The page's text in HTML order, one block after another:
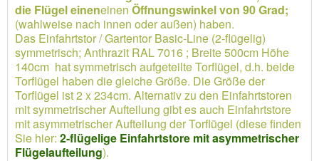
die Flügel eineneinen Öffnungswinkel von 90 Grad;
(wahlweise nach innen oder außen) haben.
Das Einfahrtstor / Gartentor Basic-Line (2-flügelig)
symmetrisch; Anthrazit RAL 7016 ; Breite 500cm Höhe
140cm hat symmetrisch aufgeteilte Torflügel, d.h. beide
Torflügel haben die gleiche Größe. Die Größe der
Torflügel ist 2 x 234cm. Alternativ zu den Einfahrtstoren
mit symmetrischer Aufteilung gibt es auch Einfahrtstore
mit asymmetrischer Aufteilung der Torflügel (diese finden
Sie hier: 2-flügelige Einfahrtstore mit asymmetrischer
Flügelaufteilung).